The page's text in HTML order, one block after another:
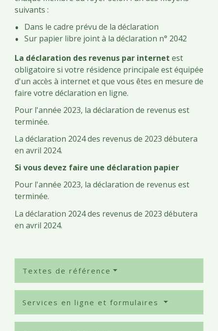
suivants :
Dans le cadre prévu de la déclaration
Sur papier libre joint à la déclaration n° 2042
La déclaration des revenus par internet est
obligatoire si votre résidence principale est équipée
d'un accès à internet et que vous êtes en mesure de
faire votre déclaration en ligne.
Pour l'année 2023, la déclaration de revenus est
terminée.
La déclaration 2024 des revenus de 2023 débutera
en avril 2024.
Si vous devez faire une déclaration papier
Pour l'année 2023, la déclaration de revenus est
terminée.
La déclaration 2024 des revenus de 2023 débutera
en avril 2024.
Textes de référence
Services en ligne et formulaires